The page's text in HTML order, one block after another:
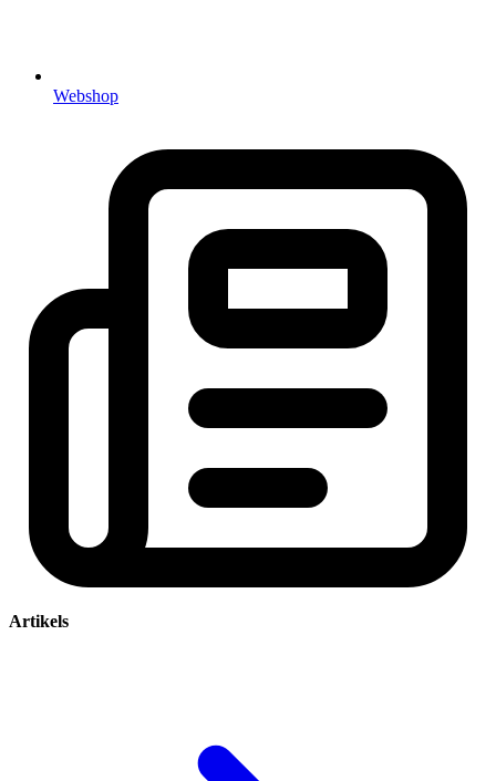
Webshop
Artikels